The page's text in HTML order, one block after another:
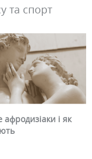
та спорт
і як